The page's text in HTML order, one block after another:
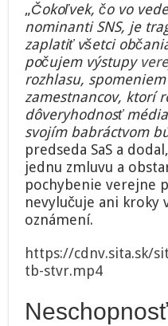
„Čokoľvek, čo vo
nominanti SNS, je
zaplatiť všetci
počujem výstupy
rozhlasu,
zamestnancov, ktorí
dôveryhodnosť
svojím babráctvom
predseda SaS a
jednu zmluvu a
pochybenie verejne
nevylučuje ani
oznámení.
https://cdnv.sita.sk/
tb-stvr.mp4